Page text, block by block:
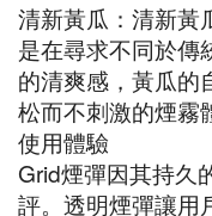
清新黃瓜：清新黃
是在尋求不同於傳
的清爽感，黃瓜的
松而不刺激的煙霧
使用體驗
Grid煙彈因其持久
評。透明煙彈讓用